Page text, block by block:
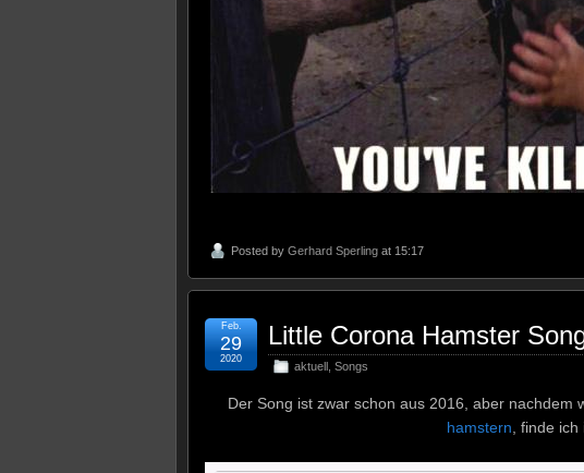
Posted by Gerhard Sperling at 15:17
Little Corona Hamster
aktuell Songs
Feb.
29
2020
Der Song ist zwar schon aus 2016, aber nachdem
hamstern , finde